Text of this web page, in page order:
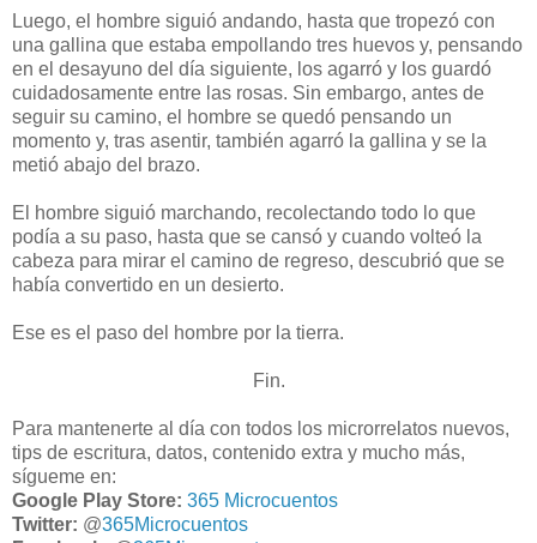
Luego, el hombre siguió andando, hasta que tropezó con
una gallina que estaba empollando tres huevos y, pensando
en el desayuno del día siguiente, los agarró y los guardó
cuidadosamente entre las rosas. Sin embargo, antes de
seguir su camino, el hombre se quedó pensando un
momento y, tras asentir, también agarró la gallina y se la
metió abajo del brazo.
El hombre siguió marchando, recolectando todo lo que
podía a su paso, hasta que se cansó y cuando volteó la
cabeza para mirar el camino de regreso, descubrió que se
había convertido en un desierto.
Ese es el paso del hombre por la tierra.
Fin.
Para mantenerte al día con todos los microrrelatos nuevos,
tips de escritura, datos, contenido extra y mucho más,
sígueme en:
Google Play Store: 365 Microcuentos
Twitter: @365Microcuentos